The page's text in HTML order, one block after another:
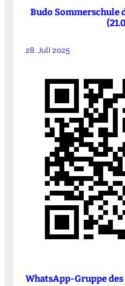
Budo Sommerschule
28. Juli 2025
WhatsApp-Gruppe